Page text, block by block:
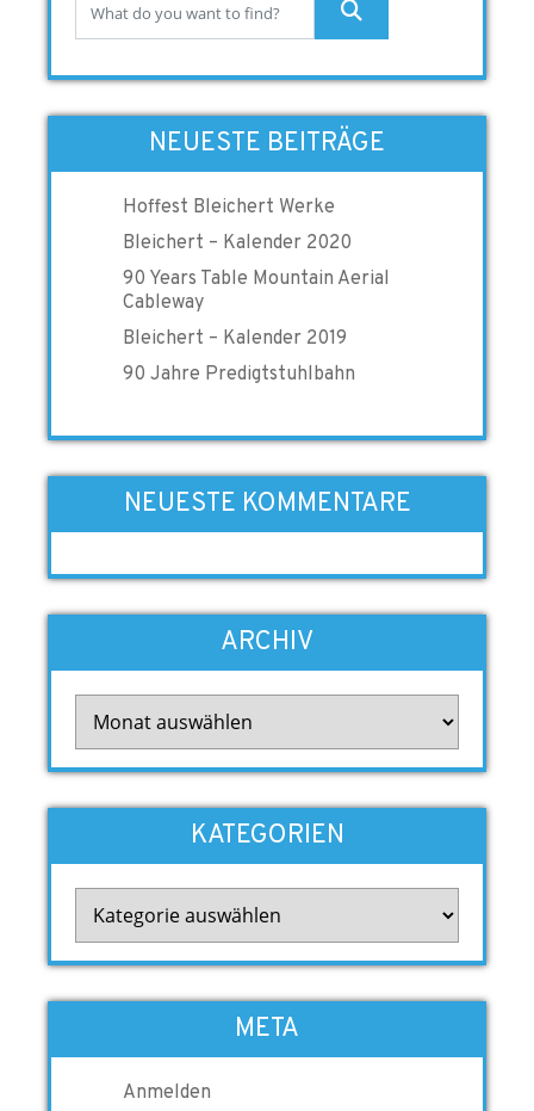
NEUESTE BEITRÄGE
Hoffest Bleichert Werke
Bleichert – Kalender 2020
90 Years Table Mountain Aerial
Cableway
Bleichert – Kalender 2019
90 Jahre Predigtstuhlbahn
NEUESTE KOMMENTARE
ARCHIV
KATEGORIEN
META
Anmelden